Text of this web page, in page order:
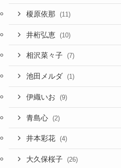
榎原依那 (11)
井桁弘恵 (10)
相沢菜々子 (7)
池田メルダ (1)
伊織いお (9)
青島心 (2)
井本彩花 (4)
大久保桜子 (26)